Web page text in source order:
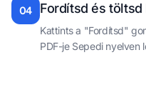
04 Fordítsd és töltsd
Kattints a "Fordítsd"
PDF-je Sepedi nyelven